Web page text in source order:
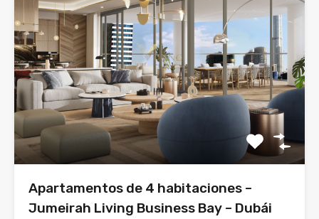
Apartamentos de 4 habitaciones –
Jumeirah Living Business Bay – Dubái